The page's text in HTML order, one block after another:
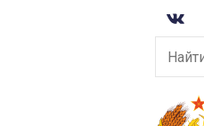
Найти
на
сайте: